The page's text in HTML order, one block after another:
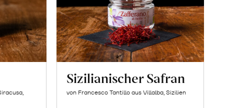
Sizilianischer Safran
von Francesco Tantillo aus Villalba, Sizilien